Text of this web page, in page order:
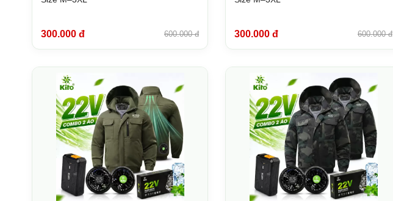
300.000 đ 600.000 đ 300.000 đ 600.000 đ